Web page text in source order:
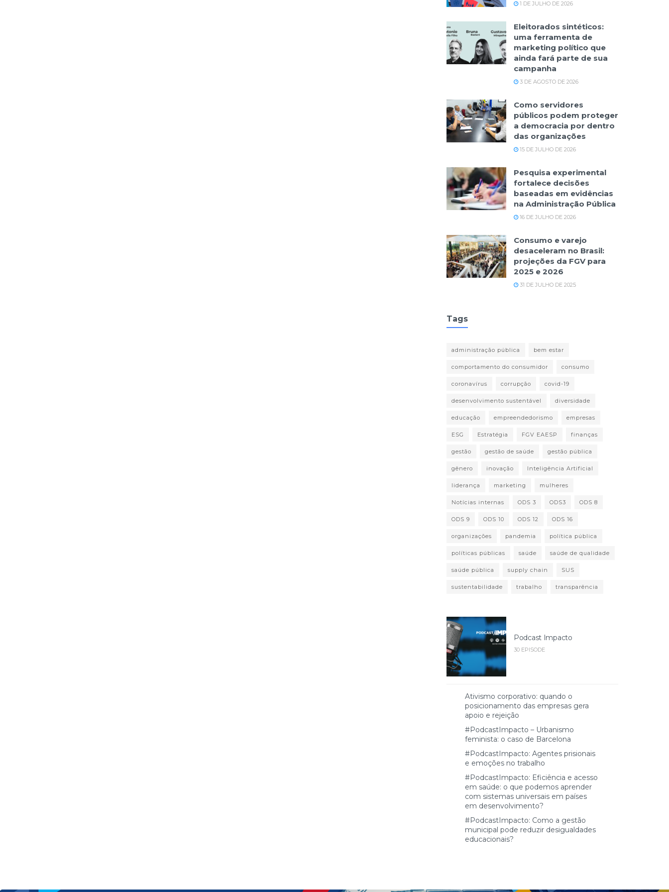
1 DE JULHO DE 2026
Eleitorados sintéticos:
uma ferramenta de
marketing político que
ainda fará parte de sua
campanha
3 DE AGOSTO DE 2026
Como servidores
públicos podem proteger
a democracia por dentro
das organizações
15 DE JULHO DE 2026
Pesquisa experimental
fortalece decisões
baseadas em evidências
na Administração Pública
16 DE JULHO DE 2026
Consumo e varejo
desaceleram no Brasil:
projeções da FGV para
2025 e 2026
31 DE JULHO DE 2025
Tags
administração pública bem estar
comportamento do consumidor consumo
coronavírus corrupção covid-19
desenvolvimento sustentável diversidade
educação empreendedorismo empresas
ESG Estratégia FGV EAESP finanças
gestão gestão de saúde gestão pública
gênero inovação Inteligência Artificial
liderança marketing mulheres
Notícias internas ODS 3 ODS3 ODS 8
ODS 9 ODS 10 ODS 12 ODS 16
organizações pandemia política pública
políticas públicas saúde saúde de qualidade
saúde pública supply chain SUS
sustentabilidade trabalho transparência
Podcast Impacto
30 EPISODE
Ativismo corporativo: quando o
posicionamento das empresas gera
apoio e rejeição
#PodcastImpacto – Urbanismo
feminista: o caso de Barcelona
#PodcastImpacto: Agentes prisionais
e emoções no trabalho
#PodcastImpacto: Eficiência e acesso
em saúde: o que podemos aprender
com sistemas universais em países
em desenvolvimento?
#PodcastImpacto: Como a gestão
municipal pode reduzir desigualdades
educacionais?